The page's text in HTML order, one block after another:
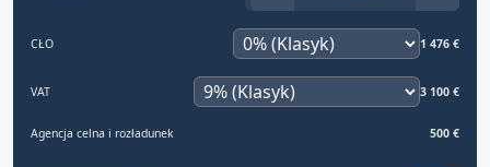
CŁO 1 476 €
VAT 3 100 €
Agencja celna i rozładunek 500 €